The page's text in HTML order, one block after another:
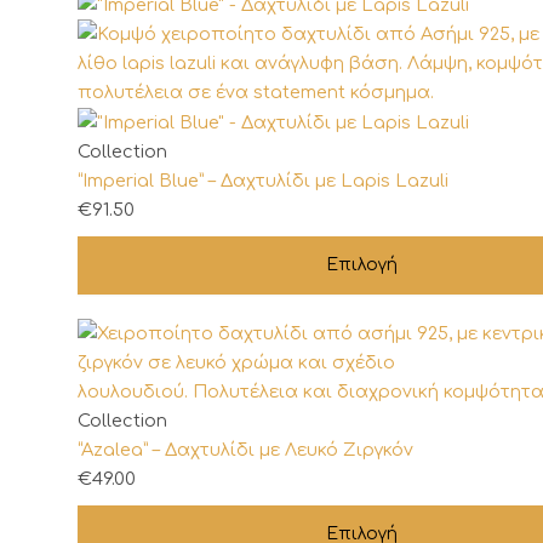
Collection
“Imperial Blue” – Δαχτυλίδι με Lapis Lazuli
€91.50
Επιλογή
Αυτό
το
προϊόν
έχει
παραλλαγές.
Οι
επιλογές
μπορούν
να
επιλεγούν
στη
Collection
“Azalea” – Δαχτυλίδι με Λευκό Ζιργκόν
€49.00
Επιλογή
Αυτό
το
προϊόν
έχει